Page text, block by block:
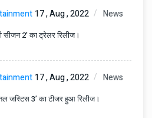
17 , Aug , 2022 News
सीजन 2' का ट्रेलर रिलीज।
17 , Aug , 2022 News
जस्टिस 3’ का टीजर हुआ रिलीज।